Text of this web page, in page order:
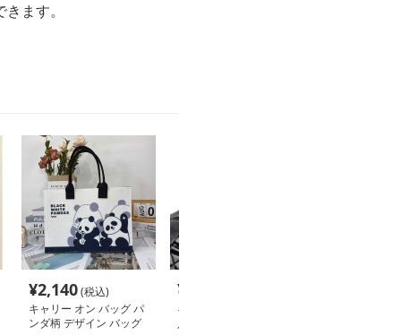
ます。
¥2,140(税込)
キャリー オン バッグ パ
ンダ柄 デザイン バッグ
¥
キャリー オン バッグ 職